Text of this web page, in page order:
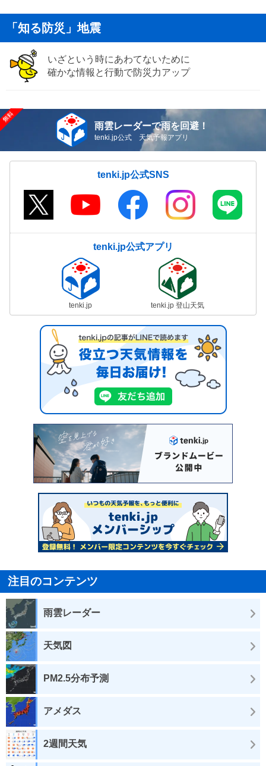
「知る防災」地震
いざという時にあわてないために
確かな情報と行動で防災力アップ
雨雲レーダーで雨を回避！
tenki.jp公式 天気予報アプリ
tenki.jp公式SNS
tenki.jp公式アプリ
tenki.jp tenki.jp 登山天気
注目のコンテンツ
雨雲レーダー
天気図
PM2.5分布予測
アメダス
2週間天気